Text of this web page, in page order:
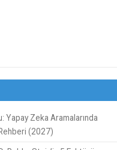
Yapay Zeka Aramalarında
(2027)